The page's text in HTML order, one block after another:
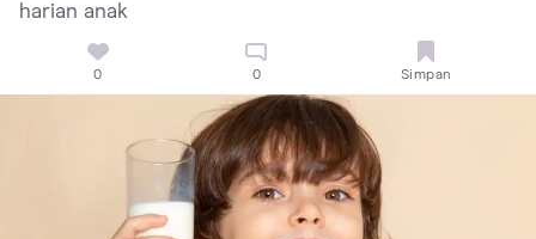
harian anak
0 0 Simpan